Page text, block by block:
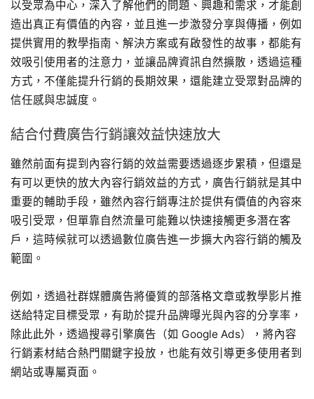
以受眾為中心，深入了解他們的問題、興趣和需求，才能創
造出真正有價值的內容，並且進一步激發分享與傳播，例如
提供實用的教學指南、解決方案或有啟發性的故事，都能有
效吸引使用者的注意力，並讓品牌資訊自然擴散，透過這種
方式，不僅能提升行銷的長期效果，還能建立受眾對品牌的
信任感與忠誠度。
結合付費廣告行銷讓效益快速放大
雖然前面有提到內容行銷的效益需要透過逐步累積，但還是
有可以更快的放大內容行銷效益的方式，廣告行銷就是其中
重要的輔助手段，雖然內容行銷專注於提供有價值的內容來
吸引受眾，但單靠自然流量可能難以快速接觸更多潛在客
戶，這時候就可以透過數位廣告進一步擴大內容行銷的觸及
範圍。
例如，透過社群媒體廣告將優質的部落格文章或教學影片推
送給特定目標受眾，有助於提升品牌曝光與內容的分享率，
除此此外，透過搜尋引擎廣告（如 Google Ads），將內容
行銷素材結合熱門關鍵字投放，也能有效引導更多使用者到
網站或專屬頁面。